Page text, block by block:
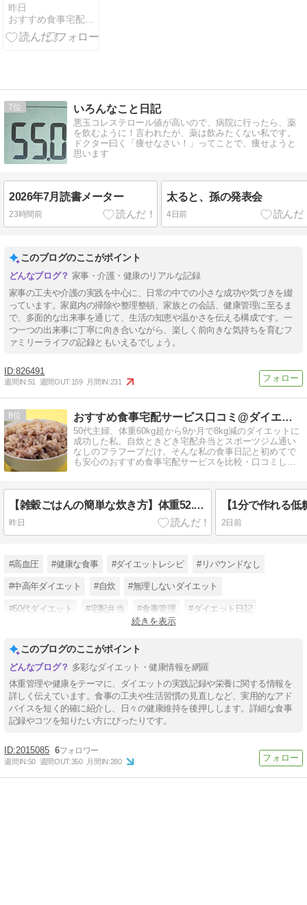
方】体重
52.7kg⇒52.4kg（2026
年8月4日火
昨日
おすすめ食事宅配サービス口コミ@ダイエット
7 いろんなこと日記
悪玉コレステロール値が高いので、病院に行ったら、薬
を飲むように！言われたが、薬は飲みたくない私です。
ドクター曰く「痩せなさい！」ってことで、痩せようと
思います
2026年7月読書メーター
23時間前
太ると、孫の発表会
4日前
このブログのここがポイント
家事・介護・健康のリアルな記録
家事の工夫や介護の実践を中心に、日常の中での小さな成功や気づきを綴
っています。家庭内の掃除や整理整頓、家族との会話、健康管理に至るま
で、多面的な出来事を通じて、生活の知恵や温かさを伝える構成です。一
つ一つの出来事に丁寧に向き合いながら、楽しく前向きな気持ちを育むフ
ァミリーライフの記録ともいえるでしょう。
826491
週間IN:51 週間OUT:159 月間IN:231
8 おすすめ食事宅配サービス口コミ@ダイエット
50代主婦、体重60kg超から9か月で8kg減のダイエットに
成功した私。自炊ときどき宅配弁当とスポーツジム通い
なしのフラフープだけ。そんな私の食事日記と初めてで
も安心のおすすめ食事宅配サービスを比較・口コミして
【雑穀ごはんの簡単な炊き方】体重52.7kg⇒52.4kg（2026年8月4日火曜）
昨日 2日前
#高血圧 #健康な食事 #ダイエットレシピ #リバウンドなし
#中高年ダイエット #自炊 #無理しないダイエット
#50代ダイエット #宅配弁当 #食事管理 #ダイエット日記
続きを表示
このブログのここがポイント
多彩なダイエット・健康情報を網羅
体重管理や健康をテーマに、ダイエットの実践記録や栄養に関する情報を
詳しく伝えています。食事の工夫や生活習慣の見直しなど、実用的なアド
バイスを短く的確に紹介し、日々の健康維持を後押しします。詳細な食事
記録やコツを知りたい方にぴったりです。
2015085 6
週間IN:50 週間OUT:350 月間IN:280